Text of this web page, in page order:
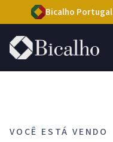
Bicalho Portugal
VOCÊ ESTÁ VENDO